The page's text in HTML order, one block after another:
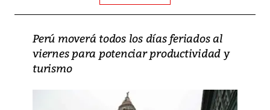
Perú moverá todos los días feriados al
viernes para potenciar productividad y
turismo